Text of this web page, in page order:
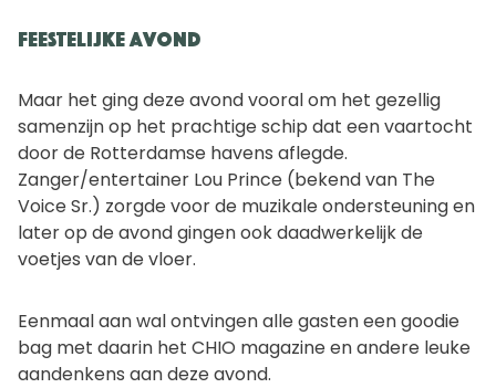
Feestelijke avond
Maar het ging deze avond vooral om het gezellig
samenzijn op het prachtige schip dat een vaartocht
door de Rotterdamse havens aflegde.
Zanger/entertainer Lou Prince (bekend van The
Voice Sr.) zorgde voor de muzikale ondersteuning en
later op de avond gingen ook daadwerkelijk de
voetjes van de vloer.
Eenmaal aan wal ontvingen alle gasten een goodie
bag met daarin het CHIO magazine en andere leuke
aandenkens aan deze avond.